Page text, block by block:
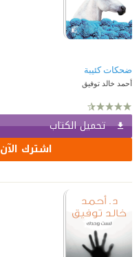
ضحكات كئيبة
أحمد خالد توفيق
تحميل الكتاب
اشترك الآن